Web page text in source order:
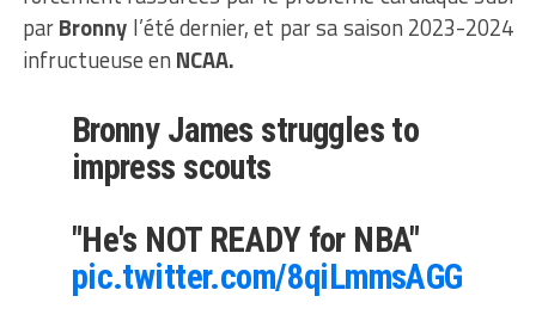
parBronny l’été dernier, et par sa saison 2023-2024
infructueuse en NCAA.
Bronny James struggles to
impress scouts
"He's NOT READY for NBA"
pic.twitter.com/8qiLmmsAGG